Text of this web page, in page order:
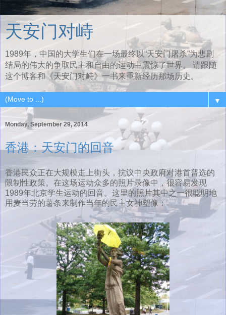
天安门对峙
1989年，中国的大学生们在一场最终以“天安门屠杀”为悲剧
结局的伟大的争取民主和自由的运动中震惊了世界。 请跟随
这个博客和《天安门对峙》一书来重新经历那场历史。
▼
Monday, September 29, 2014
香港：天安门的回音
香港民众正在大规模走上街头，抗议中央政府对港首普选的
限制性政策。在这场运动众多的照片录像中，很容易发现
1989年北京学生运动的回音。这里的照片其中之一很聪明地
用麦当劳的薯条来制作当年的民主女神塑像：